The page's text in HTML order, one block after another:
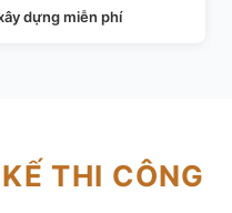
dựng miễn phí
THI CÔNG